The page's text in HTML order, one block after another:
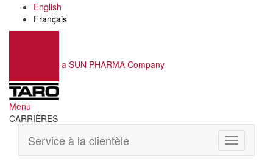
English
Français
a SUN PHARMA Company
Menu
CARRIÈRES
Toggle
navigation
Service à la clientèle